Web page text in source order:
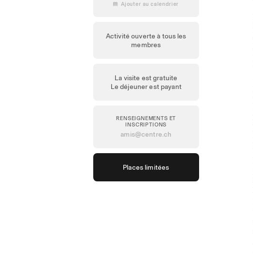
 Ajouter au calendrier
Activité ouverte à tous les
membres
La visite est gratuite
Le déjeuner est payant
RENSEIGNEMENTS ET
INSCRIPTIONS
amis@centre.ch
Places limitées